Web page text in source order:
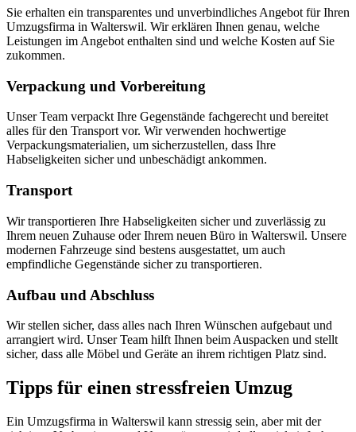
Sie erhalten ein transparentes und unverbindliches Angebot für Ihren
Umzugsfirma in Walterswil. Wir erklären Ihnen genau, welche
Leistungen im Angebot enthalten sind und welche Kosten auf Sie
zukommen.
Verpackung und Vorbereitung
Unser Team verpackt Ihre Gegenstände fachgerecht und bereitet
alles für den Transport vor. Wir verwenden hochwertige
Verpackungsmaterialien, um sicherzustellen, dass Ihre
Habseligkeiten sicher und unbeschädigt ankommen.
Transport
Wir transportieren Ihre Habseligkeiten sicher und zuverlässig zu
Ihrem neuen Zuhause oder Ihrem neuen Büro in Walterswil. Unsere
modernen Fahrzeuge sind bestens ausgestattet, um auch
empfindliche Gegenstände sicher zu transportieren.
Aufbau und Abschluss
Wir stellen sicher, dass alles nach Ihren Wünschen aufgebaut und
arrangiert wird. Unser Team hilft Ihnen beim Auspacken und stellt
sicher, dass alle Möbel und Geräte an ihrem richtigen Platz sind.
Tipps für einen stressfreien Umzug
Ein Umzugsfirma in Walterswil kann stressig sein, aber mit der